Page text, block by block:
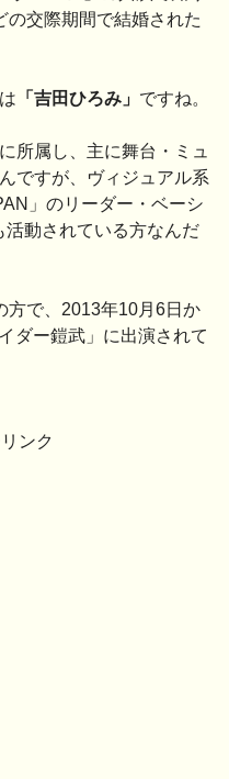
の交際期間で結婚された
「吉田ひろみ」 ですね。
所属し、主に舞台・ミュ
ですが、ヴィジュアル系
」のリーダー・ベーシ
活動されている方なんだ
方で、2013年10月6日か
ダー鎧武」に出演されて
ンク